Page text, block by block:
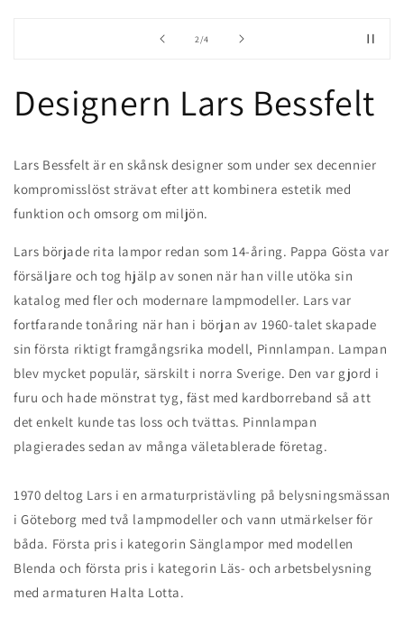
3/av
4
Designern Lars Bessfelt
Lars Bessfelt är en skånsk designer som under sex decennier
kompromisslöst strävat efter att kombinera estetik med
funktion och omsorg om miljön.
Lars började rita lampor redan som 14-åring. Pappa Gösta var
försäljare och tog hjälp av sonen när han ville utöka sin
katalog med fler och modernare lampmodeller. Lars var
fortfarande tonåring när han i början av 1960-talet skapade
sin första riktigt framgångsrika modell, Pinnlampan. Lampan
blev mycket populär, särskilt i norra Sverige. Den var gjord i
furu och hade mönstrat tyg, fäst med kardborreband så att
det enkelt kunde tas loss och tvättas. Pinnlampan
plagierades sedan av många väletablerade företag.
1970 deltog Lars i en armaturpristävling på belysningsmässan
i Göteborg med två lampmodeller och vann utmärkelser för
båda. Första pris i kategorin Sänglampor med modellen
Blenda och första pris i kategorin Läs- och arbetsbelysning
med armaturen Halta Lotta.